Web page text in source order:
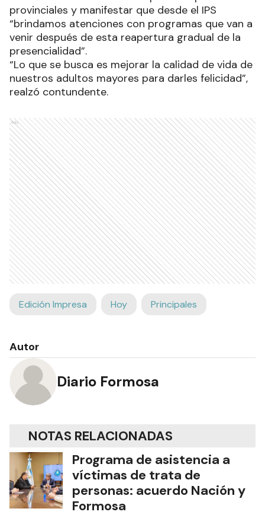
provinciales y manifestar que desde el IPS
“brindamos atenciones con programas que van a
venir después de esta reapertura gradual de la
presencialidad”.
“Lo que se busca es mejorar la calidad de vida de
nuestros adultos mayores para darles felicidad”,
realzó contundente.
Ads
Edición Impresa Hoy Principales
Autor
Diario Formosa
NOTAS RELACIONADAS
Programa de asistencia a
víctimas de trata de
personas: acuerdo Nación y
Formosa